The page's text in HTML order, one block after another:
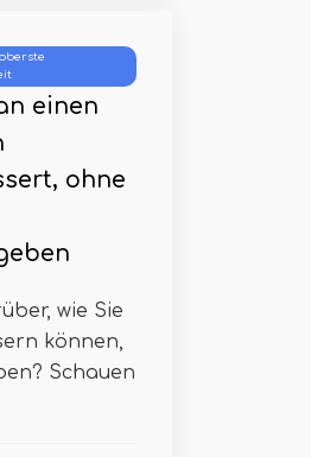
einen
ohne
wie Sie
können,
Schauen